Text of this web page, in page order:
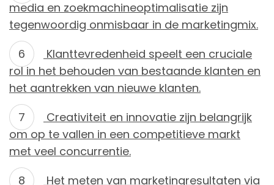
media en zoekmachineoptimalisatie zijn
tegenwoordig onmisbaar in de marketingmix.
Klanttevredenheid speelt een cruciale
rol in het behouden van bestaande klanten en
het aantrekken van nieuwe klanten.
Creativiteit en innovatie zijn belangrijk
om op te vallen in een competitieve markt
met veel concurrentie.
Het meten van marketingresultaten via